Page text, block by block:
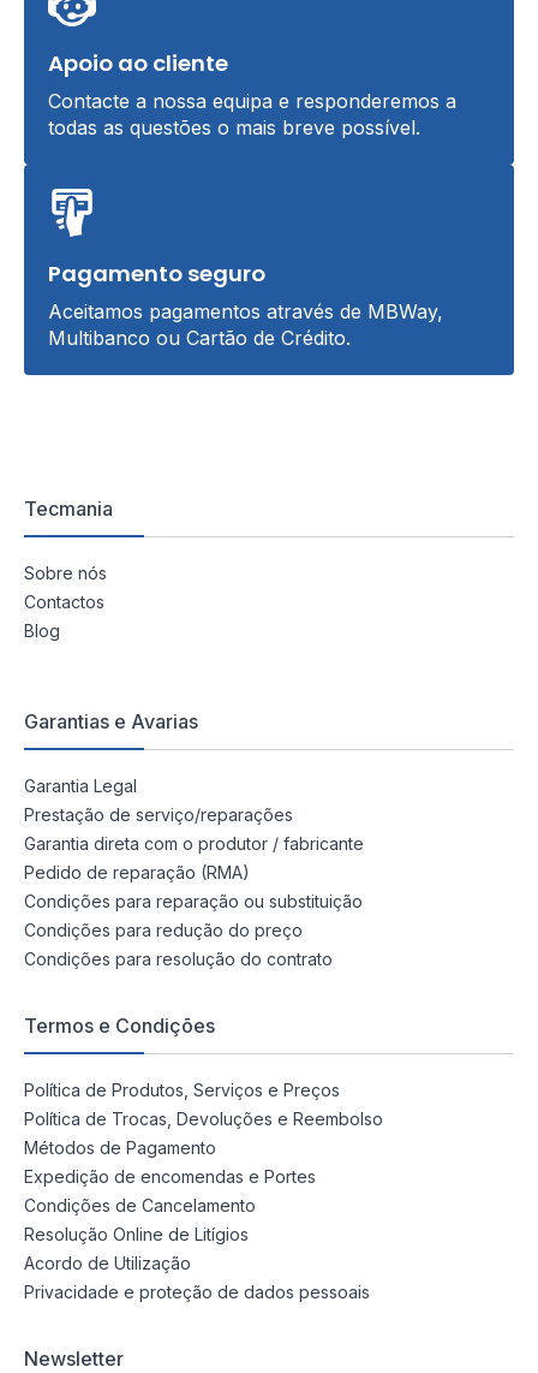
Apoio ao cliente
Contacte a nossa equipa e responderemos a
todas as questões o mais breve possível.
Pagamento seguro
Aceitamos pagamentos através de MBWay,
Multibanco ou Cartão de Crédito.
Tecmania
Sobre nós
Contactos
Blog
Garantias e Avarias
Garantia Legal
Prestação de serviço/reparações
Garantia direta com o produtor / fabricante
Pedido de reparação (RMA)
Condições para reparação ou substituição
Condições para redução do preço
Condições para resolução do contrato
Termos e Condições
Política de Produtos, Serviços e Preços
Política de Trocas, Devoluções e Reembolso
Métodos de Pagamento
Expedição de encomendas e Portes
Condições de Cancelamento
Resolução Online de Litígios
Acordo de Utilização
Privacidade e proteção de dados pessoais
Newsletter